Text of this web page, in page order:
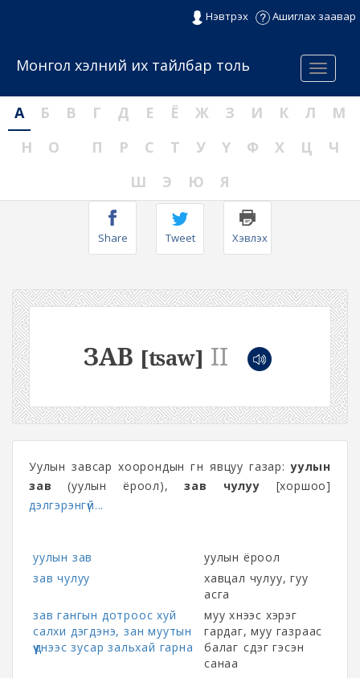
Нэвтрэх Ашиглах заавар
Menu
Монгол хэлний их тайлбар толь
А Б В Г Д Е Ё Ж З И К Л
М
Н
О П Р С Т У Ү Ф Х Ц
Ч
Ш
Э Ю Я
Share Tweet Хэвлэх
ЗАВ [ʦaw] II
Уулын завсар хоорондын гүн явцуу газар:уулын
зав (уулын ёроол),зав чулуу [хоршоо]
дэлгэрэнгүй...
уулын зав
уулын ёроол
зав чулуу
хавцал чулуу, гуу
асга
зав гангын дотроос хуй
салхи дэгдэнэ, зан муутын
үүднээс зусар зальхай гарна
муу хүнээс хэрэг
гардаг, муу газраас
балаг үүсдэг гэсэн
санаа